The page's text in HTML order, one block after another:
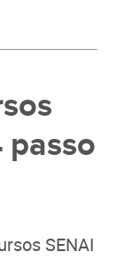
passo
SENAI